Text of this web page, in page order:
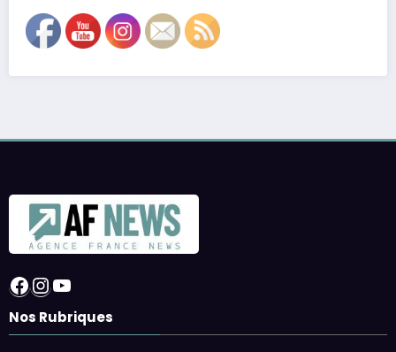
Facebook
Instagram
YouTube
Nos Rubriques